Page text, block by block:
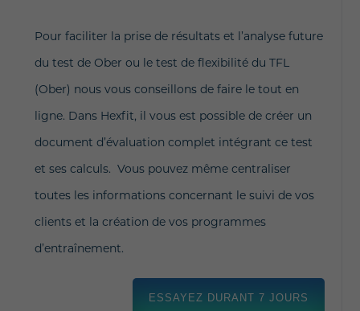
Pour faciliter la prise de résultats et l’analyse future
du test de Ober ou le test de flexibilité du TFL
(Ober) nous vous conseillons de faire le tout en
ligne. Dans Hexfit, il vous est possible de créer un
document d’évaluation complet intégrant ce test
et ses calculs. Vous pouvez même centraliser
toutes les informations concernant le suivi de vos
clients et la création de vos programmes
d’entraînement.
ESSAYEZ DURANT 7 JOURS